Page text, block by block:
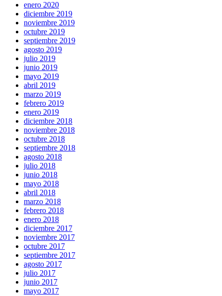
enero 2020
diciembre 2019
noviembre 2019
octubre 2019
septiembre 2019
agosto 2019
julio 2019
junio 2019
mayo 2019
abril 2019
marzo 2019
febrero 2019
enero 2019
diciembre 2018
noviembre 2018
octubre 2018
septiembre 2018
agosto 2018
julio 2018
junio 2018
mayo 2018
abril 2018
marzo 2018
febrero 2018
enero 2018
diciembre 2017
noviembre 2017
octubre 2017
septiembre 2017
agosto 2017
julio 2017
junio 2017
mayo 2017